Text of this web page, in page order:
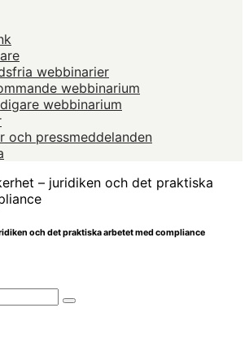
webbinarier
webbinarium
webbinarium
och pressmeddelanden
och det praktiska arbetet med compliance